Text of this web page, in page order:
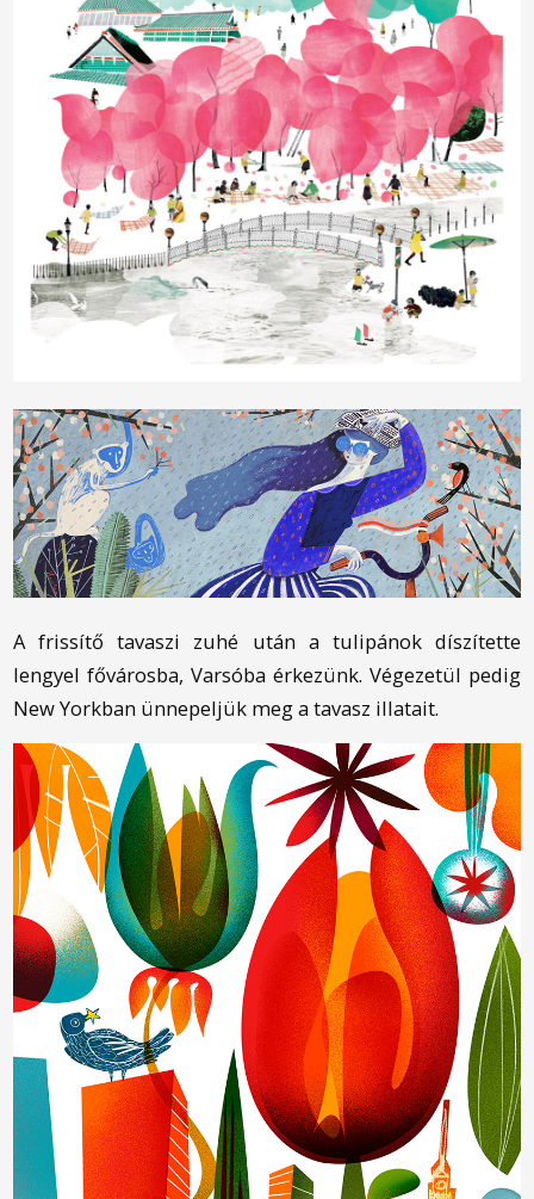
A frissítő tavaszi zuhé után a tulipánok díszítette
lengyel fővárosba, Varsóba érkezünk. Végezetül pedig
New Yorkban ünnepeljük meg a tavasz illatait.